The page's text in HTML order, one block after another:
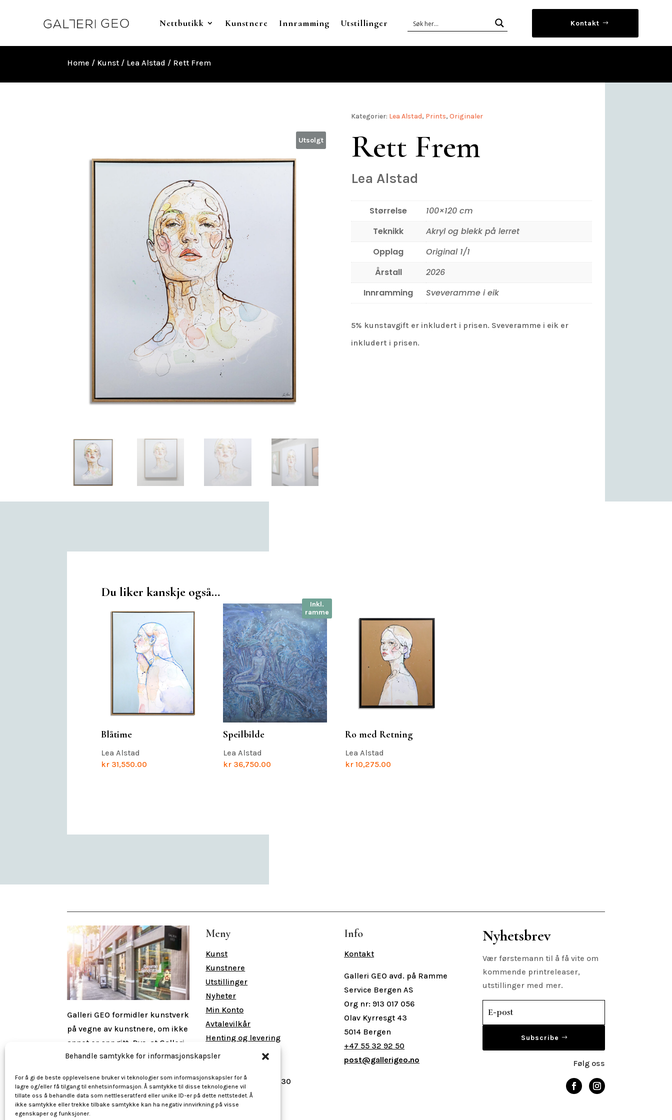
Behandle samtykke for informasjonskapsler
For å gi de beste opplevelsene bruker vi teknologier som informasjonskapsler for å
lagre og/eller få tilgang til enhetsinformasjon. Å samtykke til disse teknologiene vil
tillate oss å behandle data som nettleseratferd eller unike ID-er på dette nettstedet. Å
ikke samtykke eller trekke tilbake samtykke kan ha negativ innvirkning på visse
egenskaper og funksjoner.
Nettbutikk Kunstnere Innramming Utstillinger Kontakt
Home / Kunst / Lea Alstad / Rett Frem
Utsolgt
Kategorier: Lea Alstad, Prints, Originaler
Rett Frem
Lea Alstad
Størrelse
100×120 cm
Teknikk
Akryl og blekk på lerret
Opplag
Original 1/1
Årstall
2026
Innramming
Sveveramme i eik
5% kunstavgift er inkludert i prisen. Sveveramme i eik er
inkludert i prisen.
Du liker kanskje også…
Blåtime
Lea Alstad
kr31,550.00
Inkl.
ramme
Speilbilde
Lea Alstad
kr36,750.00
Ro med Retning
Lea Alstad
kr10,275.00
Galleri GEO formidler kunstverk
på vegne av kunstnere, om ikke
annet er oppgitt. Dvs. at Galleri
GEO opptrer som kunstners
den juridiske eieren av
kunstverket inntil det er solgt.
Meny
Kunst
Kunstnere
Utstillinger
Nyheter
Min Konto
Avtalevilkår
Henting og levering
Åpningstider
Man - Fre 09.00 - 16.30
Lørdag 10.00 - 15.00
Info
Kontakt
Galleri GEO avd. på Ramme
Service Bergen AS
Org nr: 913 017 056
Olav Kyrresgt 43
5014 Bergen
+47 55 32 92 50
post@gallerigeo.no
Nyhetsbrev
Vær førstemann til å få vite om
kommende printreleaser,
utstillinger med mer.
Subscribe
Følg oss